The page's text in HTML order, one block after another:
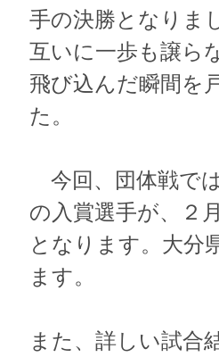
手の決勝となりま
互いに一歩も譲ら
飛び込んだ瞬間を
た。
今回、団体戦で
の入賞選手が、
２
となります。 大分
ます。
また、詳しい試合